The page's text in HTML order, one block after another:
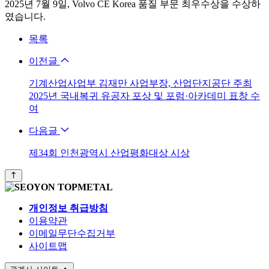
2025년 7월 9일, Volvo CE Korea 품질 부문 최우수상을 수상하
였습니다.
목록
이전글
기계산업사업부 김재만 사업부장, 산업단지공단 주최
2025년 국내복귀 유공자 포상 및 포럼·아카데미 표창 수
여
다음글
제34회 인천광역시 산업평화대상 시상
개인정보 취급방침
이용약관
이메일무단수집거부
사이트맵